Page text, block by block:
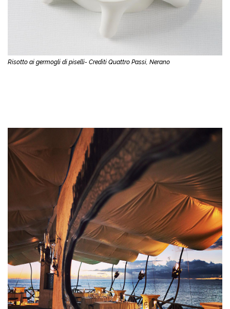
Risotto ai germogli di piselli- Crediti Quattro Passi, Nerano